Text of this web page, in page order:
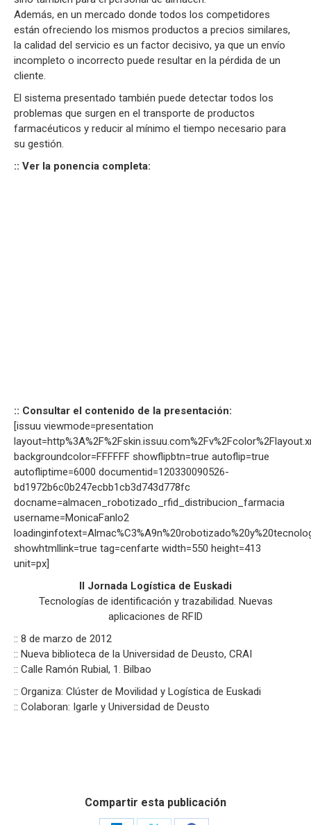
Además, en un mercado donde todos los competidores
están ofreciendo los mismos productos a precios similares,
la calidad del servicio es un factor decisivo, ya que un envío
incompleto o incorrecto puede resultar en la pérdida de un
cliente.
El sistema presentado también puede detectar todos los
problemas que surgen en el transporte de productos
farmacéuticos y reducir al mínimo el tiempo necesario para
su gestión.
:: Ver la ponencia completa:
:: Consultar el contenido de la presentación:
[issuu viewmode=presentation
backgroundcolor=FFFFFF showflipbtn=true autoflip=true
autofliptime=6000 documentid=120330090526-
bd1972b6c0b247ecbb1cb3d743d778fc
docname=almacen_robotizado_rfid_distribucion_farmacia
username=MonicaFanlo2
showhtmllink=true tag=cenfarte width=550 height=413
unit=px]
II Jornada Logística de Euskadi
Tecnologías de identificación y trazabilidad. Nuevas
aplicaciones de RFID
:: 8 de marzo de 2012
:: Nueva biblioteca de la Universidad de Deusto, CRAI
:: Calle Ramón Rubial, 1. Bilbao
:: Organiza: Clúster de Movilidad y Logística de Euskadi
:: Colaboran: Igarle y Universidad de Deusto
Compartir esta publicación